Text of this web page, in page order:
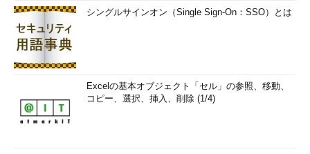
シングルサインオン（Single Sign-On：SSO）とは
Excelの基本オブジェクト「セル」の参照、移動、
コピー、選択、挿入、削除 (1/4)